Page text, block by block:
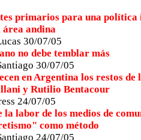
primarios para una
área andina
30/07/05
no debe temblar más
30/07/05
en Argentina los restos
y Rutilio Bentacour
24/07/05
la labor de los medios de
como método
24/07/05